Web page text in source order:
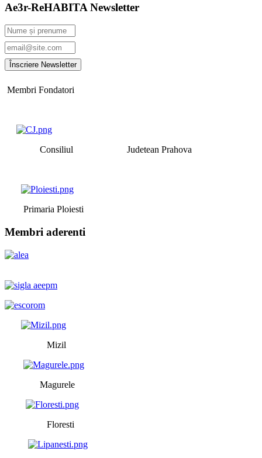
Ae3r-ReHABITA Newsletter
Membri Fondatori
Consiliul Judetean Prahova
Primaria Ploiesti
Membri aderenti
Mizil
Magurele
Floresti